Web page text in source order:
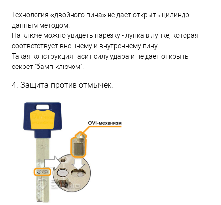
Технология «двойного пина» не дает открыть цилиндр
данным методом.
На ключе можно увидеть нарезку - лунка в лунке, которая
соответствует внешнему и внутреннему пину.
Такая конструкция гасит силу удара и не дает открыть
секрет "бамп-ключом".
4. Защита против отмычек.